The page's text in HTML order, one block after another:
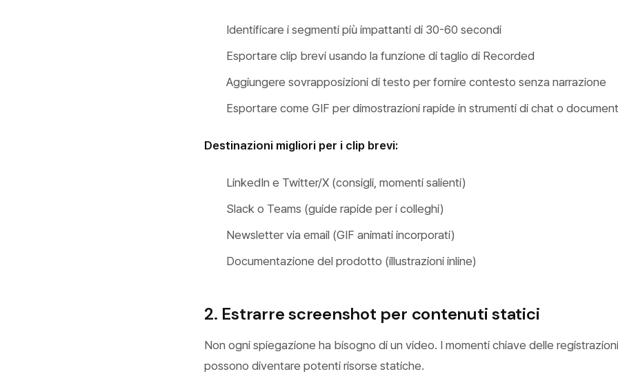
Identificare i segmenti più impattanti di 30-60 secondi
Esportare clip brevi usando la funzione di taglio di Recorded
Aggiungere sovrapposizioni di testo per fornire contesto senza narrazione
Esportare come GIF per dimostrazioni rapide in strumenti di chat o
Destinazioni migliori per i clip brevi:
LinkedIn e Twitter/X (consigli, momenti salienti)
Slack o Teams (guide rapide per i colleghi)
Newsletter via email (GIF animati incorporati)
Documentazione del prodotto (illustrazioni inline)
2. Estrarre screenshot per contenuti statici
Non ogni spiegazione ha bisogno di un video. I momenti chiave delle registrazioni
possono diventare potenti risorse statiche.